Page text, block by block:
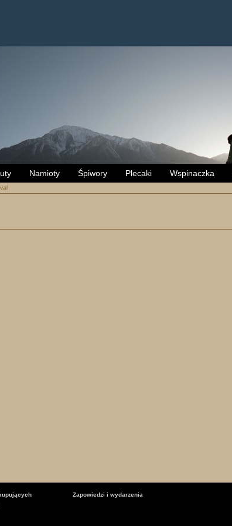
Namioty Śpiwory Plecaki Wspinaczka
Zapowiedzi i wydarzenia